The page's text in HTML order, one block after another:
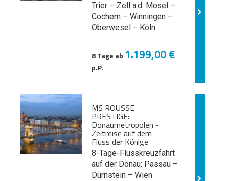
Trier – Zell a.d. Mosel –
Cochem – Winningen –
Oberwesel – Köln
8 Tage ab 1.199,00 €
p.P.
MS ROUSSE
PRESTIGE:
Donaumetropolen -
Zeitreise auf dem
Fluss der Könige
8-Tage-Flusskreuzfahrt
auf der Donau: Passau –
Dürnstein – Wien